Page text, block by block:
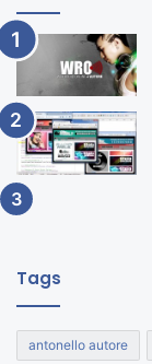
Tags
antonello autore